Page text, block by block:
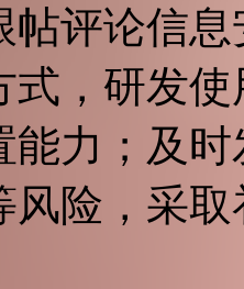
帖评论信
式，研发
能力；及
风险，采